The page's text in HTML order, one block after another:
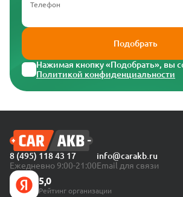
Телефон
Подобрать
Нажимая кнопку «Подобрать», вы
Политикой конфиденциальности
8 (495) 118 43 17
Ежедневно 9:00-21:00
info@carakb.ru
Email для связи
5,0
Рейтинг организации